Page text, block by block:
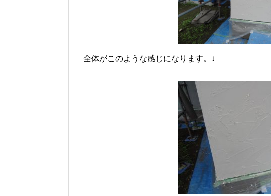
全体がこのような感じになります。↓